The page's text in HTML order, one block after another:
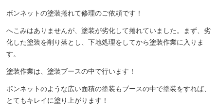
ボンネットの塗装捲れて修理のご依頼です！
へこみはありませんが、塗装が劣化して捲れていました。まず、劣
化した塗装を削り落とし、下地処理をしてから塗装作業に入りま
す。
塗装作業は、塗装ブースの中で行います！
ボンネットのような広い面積の塗装もブースの中で塗装をすれば、
とてもキレイに塗り上がります！